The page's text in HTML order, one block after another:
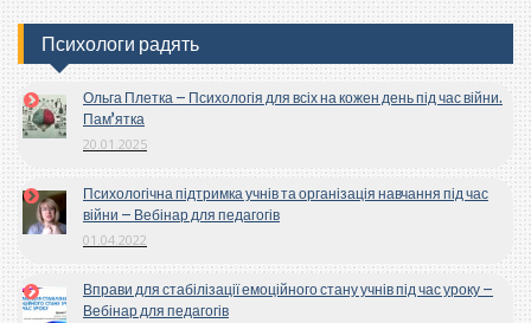
Психологи радять
Ольга Плетка – Психологія для всіх на кожен день під час війни.
Пам’ятка
20.01.2025
Психологічна підтримка учнів та організація навчання під час
війни – Вебінар для педагогів
01.04.2022
Вправи для стабілізації емоційного стану учнів під час уроку –
Вебінар для педагогів